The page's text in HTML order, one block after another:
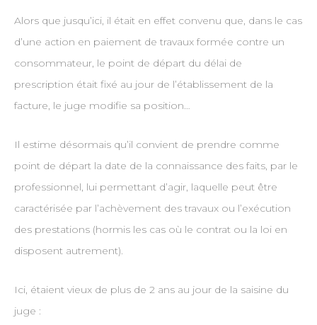
Alors que jusqu’ici, il était en effet convenu que, dans le cas
d’une action en paiement de travaux formée contre un
consommateur, le point de départ du délai de
prescription était fixé au jour de l’établissement de la
facture, le juge modifie sa position…
Il estime désormais qu’il convient de prendre comme
point de départ la date de la connaissance des faits, par le
professionnel, lui permettant d’agir, laquelle peut être
caractérisée par l’achèvement des travaux ou l’exécution
des prestations (hormis les cas où le contrat ou la loi en
disposent autrement).
Ici, étaient vieux de plus de 2 ans au jour de la saisine du
juge :